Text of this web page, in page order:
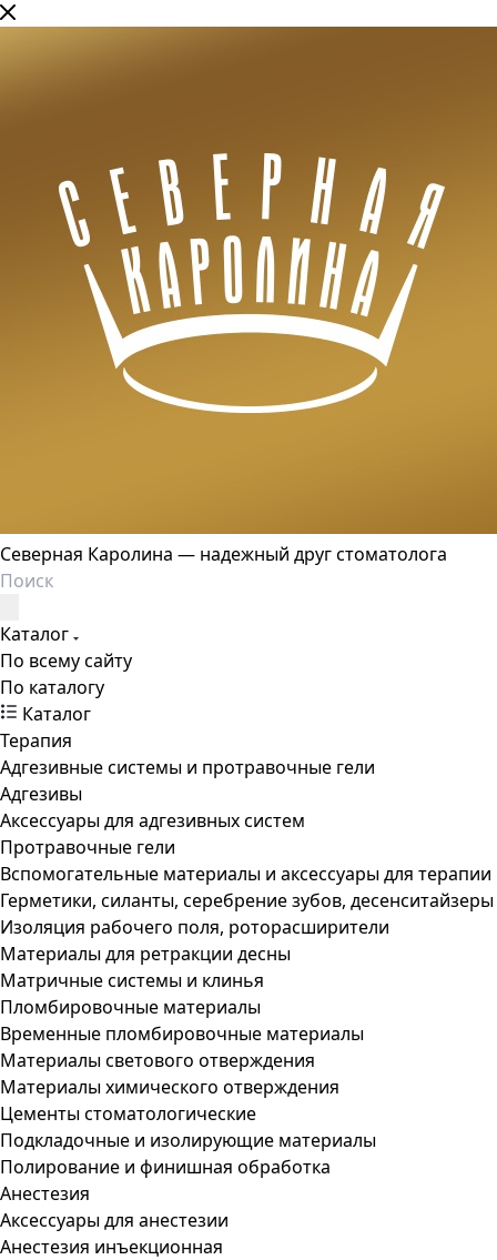
Северная Каролина — надежный друг стоматолога
Каталог
По всему сайту
По каталогу
Каталог
Терапия
Адгезивные системы и протравочные гели
Адгезивы
Аксессуары для адгезивных систем
Протравочные гели
Вспомогательные материалы и аксессуары для терапии
Герметики, силанты, серебрение зубов, десенситайзеры
Изоляция рабочего поля, роторасширители
Материалы для ретракции десны
Матричные системы и клинья
Пломбировочные материалы
Временные пломбировочные материалы
Материалы светового отверждения
Материалы химического отверждения
Цементы стоматологические
Подкладочные и изолирующие материалы
Полирование и финишная обработка
Анестезия
Аксессуары для анестезии
Анестезия инъекционная